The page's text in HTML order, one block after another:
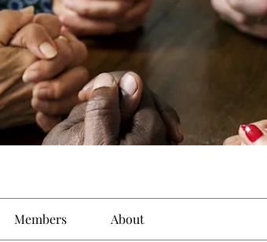
Members About